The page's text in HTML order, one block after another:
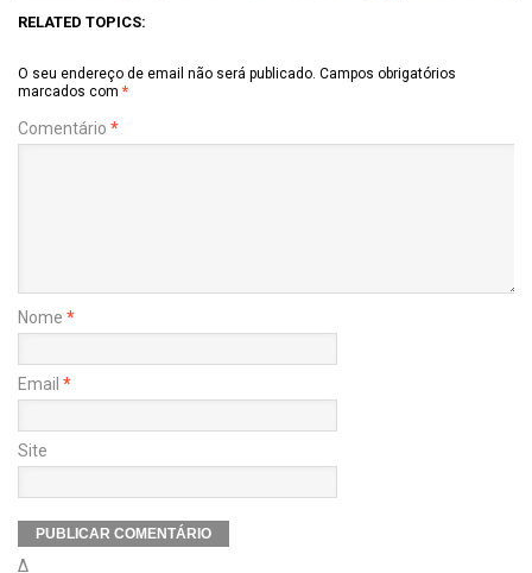
RELATED TOPICS:
O seu endereço de email não será publicado. Campos obrigatórios
marcados com *
Comentário *
Nome *
Email *
Site
Δ